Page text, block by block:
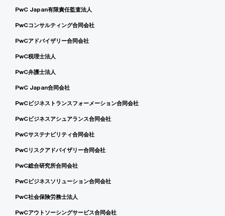
PwC Japan有限責任監査法人
PwCコンサルティング合同会社
PwCアドバイザリー合同会社
PwC税理士法人
PwC弁護士法人
PwC Japan合同会社
PwCビジネストランスフォーメーション合同会社
PwCビジネスアシュアランス合同会社
PwCサステナビリティ合同会社
PwCリスクアドバイザリー合同会社
PwC総合研究所合同会社
PwCビジネスソリューション合同会社
PwC社会保険労務士法人
PwCアウトソーシングサービス合同会社